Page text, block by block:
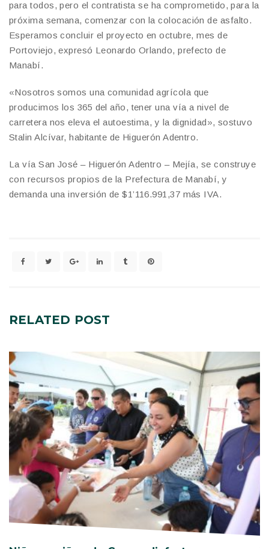
para todos, pero el contratista se ha comprometido, para la
próxima semana, comenzar con la colocación de asfalto.
Esperamos concluir el proyecto en octubre, mes de
Portoviejo, expresó Leonardo Orlando, prefecto de
Manabí.
«Nosotros somos una comunidad agrícola que
producimos los 365 del año, tener una vía a nivel de
carretera nos eleva el autoestima, y la dignidad», sostuvo
Stalin Alcívar, habitante de Higuerón Adentro.
La vía San José – Higuerón Adentro – Mejía, se construye
con recursos propios de la Prefectura de Manabí, y
demanda una inversión de $1’116.991,37 más IVA.
RELATED POST